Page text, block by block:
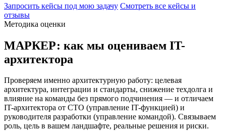
Запросить кейсы под мою задачу Смотреть все кейсы и
отзывы
Методика оценки
МАРКЕР: как мы оцениваем IT-
архитектора
Проверяем именно архитектурную работу: целевая
архитектура, интеграции и стандарты, снижение техдолга и
влияние на команды без прямого подчинения — и отличаем
IT-архитектора от CTO (управление IT-функцией) и
руководителя разработки (управление командой). Связываем
роль, цель в вашем ландшафте, реальные решения и риски.